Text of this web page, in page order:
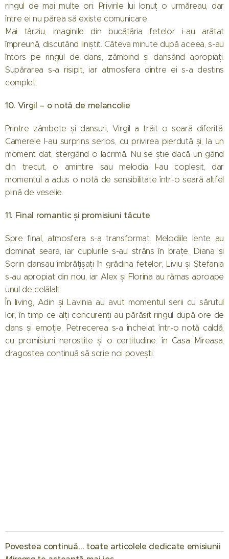
ringul de mai multe ori. Privirile lui Ionuț o urmăreau, dar
între ei nu părea să existe comunicare.
Mai târziu, imaginile din bucătăria fetelor i-au arătat
împreună, discutând liniștit. Câteva minute după aceea, s-au
întors pe ringul de dans, zâmbind și dansând apropiați.
Supărarea s-a risipit, iar atmosfera dintre ei s-a destins
complet.
10. Virgil – o notă de melancolie
Printre zâmbete și dansuri, Virgil a trăit o seară diferită.
Camerele l-au surprins serios, cu privirea pierdută și, la un
moment dat, ștergând o lacrimă. Nu se știe dacă un gând
din trecut, o amintire sau melodia l-au copleșit, dar
momentul a adus o notă de sensibilitate într-o seară altfel
plină de veselie.
11. Final romantic și promisiuni tăcute
Spre final, atmosfera s-a transformat. Melodiile lente au
dominat seara, iar cuplurile s-au strâns în brațe. Diana și
Sorin dansau îmbrățișați în grădina fetelor, Liviu și Ștefania
s-au apropiat din nou, iar Alex și Florina au rămas aproape
unul de celălalt.
În living, Adin și Lavinia au avut momentul serii cu sărutul
lor, în timp ce alți concurenți au părăsit ringul după ore de
dans și emoție. Petrecerea s-a încheiat într-o notă caldă,
cu promisiuni nerostite și o certitudine: în Casa Mireasa,
dragostea continuă să scrie noi povești.
Povestea continuă… toate articolele dedicate emisiunii
Când
începe